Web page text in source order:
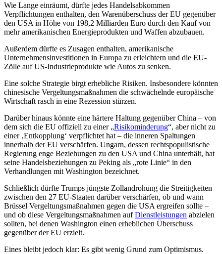
Wie Lange einräumt, dürfte jedes Handelsabkommen
Verpflichtungen enthalten, den Warenüberschuss der EU gegenüber
den USA in Höhe von 198,2 Milliarden Euro durch den Kauf von
mehr amerikanischen Energieprodukten und Waffen abzubauen.
Außerdem dürfte es Zusagen enthalten, amerikanische
Unternehmensinvestitionen in Europa zu erleichtern und die EU-
Zölle auf US-Industrieprodukte wie Autos zu senken.
Eine solche Strategie birgt erhebliche Risiken. Insbesondere könnten
chinesische Vergeltungsmaßnahmen die schwächelnde europäische
Wirtschaft rasch in eine Rezession stürzen.
Darüber hinaus könnte eine härtere Haltung gegenüber China – von
dem sich die EU offiziell zu einer „Risikominderung“, aber nicht zu
einer ‚Entkopplung‘ verpflichtet hat – die inneren Spaltungen
innerhalb der EU verschärfen. Ungarn, dessen rechtspopulistische
Regierung enge Beziehungen zu den USA und China unterhält, hat
seine Handelsbeziehungen zu Peking als „rote Linie“ in den
Verhandlungen mit Washington bezeichnet.
Schließlich dürfte Trumps jüngste Zollandrohung die Streitigkeiten
zwischen den 27 EU-Staaten darüber verschärfen, ob und wann
Brüssel Vergeltungsmaßnahmen gegen die USA ergreifen sollte –
und ob diese Vergeltungsmaßnahmen aufDienstleistungen abzielen
sollten, bei denen Washington einen erheblichen Überschuss
gegenüber der EU erzielt.
Eines bleibt jedoch klar: Es gibt wenig Grund zum Optimismus.